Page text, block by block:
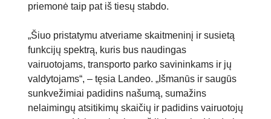
priemonė taip pat iš tiesų stabdo.
„Šiuo pristatymu atveriame skaitmeninį ir susietą
funkcijų spektrą, kuris bus naudingas
vairuotojams, transporto parko savininkams ir jų
valdytojams“, – tęsia Landeo. „Išmanūs ir saugūs
sunkvežimiai padidins našumą, sumažins
nelaimingų atsitikimų skaičių ir padidins vairuotojų